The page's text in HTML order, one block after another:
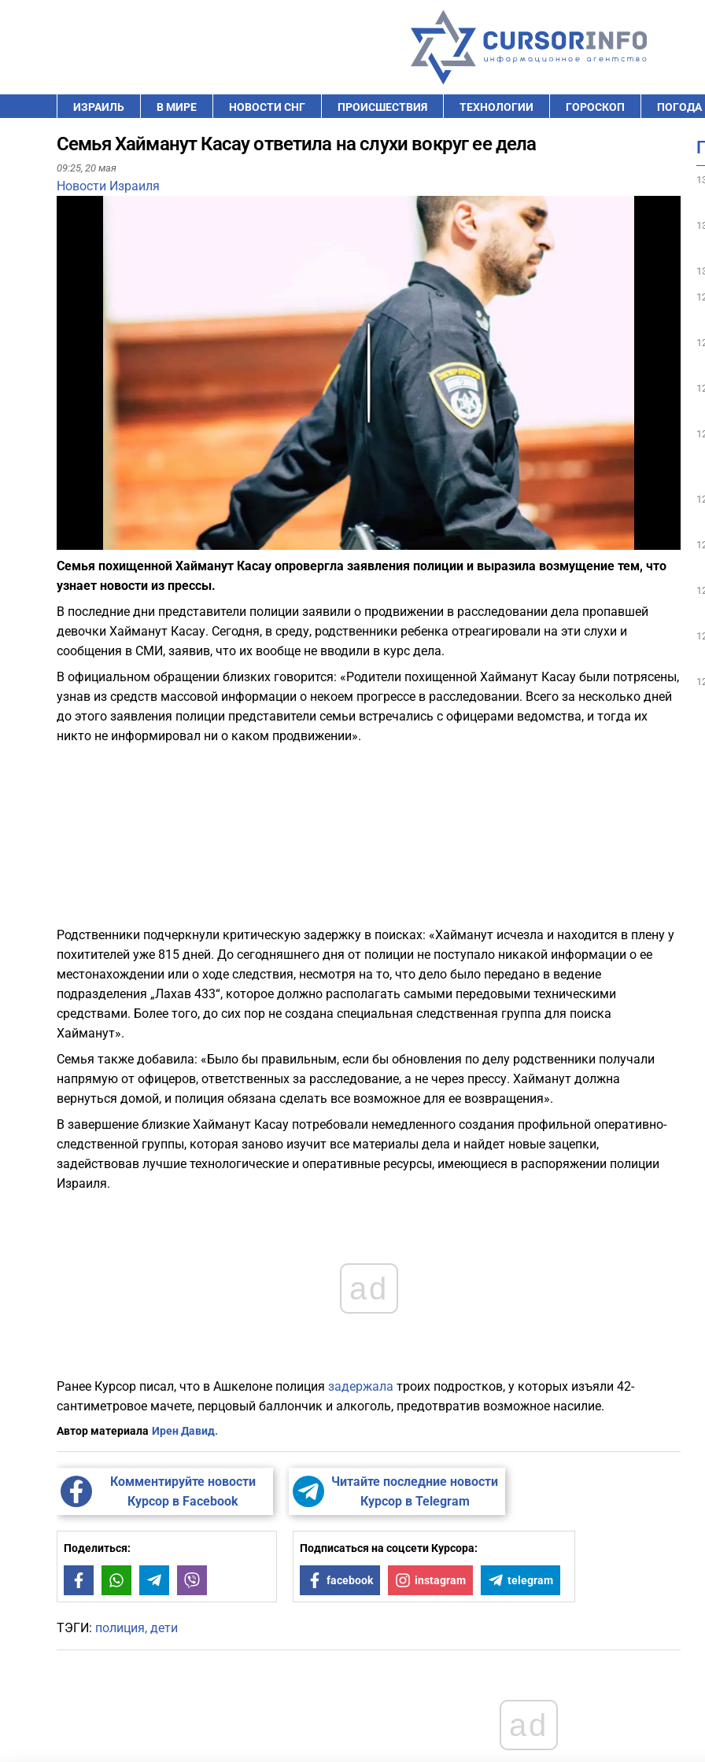
ИЗРАИЛЬ В МИРЕ НОВОСТИ СНГ ПРОИСШЕСТВИЯ ТЕХНОЛОГИИ ГОРОСКОП ПОГОДА
Семья Хайманут Касау ответила на слухи вокруг ее дела
09:25, 20 мая
Новости Израиля
Play
Фото: depositphotos.com
Семья похищенной Хайманут Касау опровергла заявления полиции и выразила возмущение тем, что
узнает новости из прессы.
В последние дни представители полиции заявили о продвижении в расследовании дела пропавшей
девочки Хайманут Касау. Сегодня, в среду, родственники ребенка отреагировали на эти слухи и
сообщения в СМИ, заявив, что их вообще не вводили в курс дела.
В официальном обращении близких говорится: «Родители похищенной Хайманут Касау были потрясены,
узнав из средств массовой информации о некоем прогрессе в расследовании. Всего за несколько дней
до этого заявления полиции представители семьи встречались с офицерами ведомства, и тогда их
никто не информировал ни о каком продвижении».
Родственники подчеркнули критическую задержку в поисках: «Хайманут исчезла и находится в плену у
похитителей уже 815 дней. До сегодняшнего дня от полиции не поступало никакой информации о ее
местонахождении или о ходе следствия, несмотря на то, что дело было передано в ведение
подразделения „Лахав 433“, которое должно располагать самыми передовыми техническими
средствами. Более того, до сих пор не создана специальная следственная группа для поиска
Хайманут».
Семья также добавила: «Было бы правильным, если бы обновления по делу родственники получали
напрямую от офицеров, ответственных за расследование, а не через прессу. Хайманут должна
вернуться домой, и полиция обязана сделать все возможное для ее возвращения».
В завершение близкие Хайманут Касау потребовали немедленного создания профильной оперативно-
следственной группы, которая заново изучит все материалы дела и найдет новые зацепки,
задействовав лучшие технологические и оперативные ресурсы, имеющиеся в распоряжении полиции
Израиля.
ad
Ранее Курсор писал, что в Ашкелоне полиция задержала троих подростков, у которых изъяли 42-
сантиметровое мачете, перцовый баллончик и алкоголь, предотвратив возможное насилие.
Автор материала Ирен Давид.
Комментируйте новости
Курсор в Facebook
Читайте последние новости
Курсор в Telegram
Поделиться:
FacebookWhatsAppTelegram
Подписаться на соцсети Курсора:
facebook instagram telegram
ТЭГИ: полиция дети
ad